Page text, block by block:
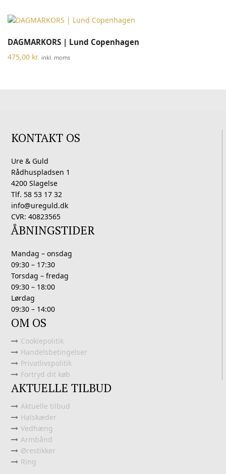
DAGMARKORS | Lund Copenhagen
475,00 kr. inkl. moms
KONTAKT OS
Ure & Guld
Rådhuspladsen 1
4200 Slagelse
Tlf. 58 53 17 32
info@ureguld.dk
CVR: 40823565
ÅBNINGSTIDER
Mandag – onsdag
09:30 – 17:30
Torsdag – fredag
09:30 – 18:00
Lørdag
09:30 – 14:00
OM OS
Cookiepolitik
Handelsbetingelser
Privatlivspolitik
Fortryd dit køb
AKTUELLE TILBUD
Aktuelle tilbud
Halskæder
Vedhæng
Armbånd
Ørestikker
Ring